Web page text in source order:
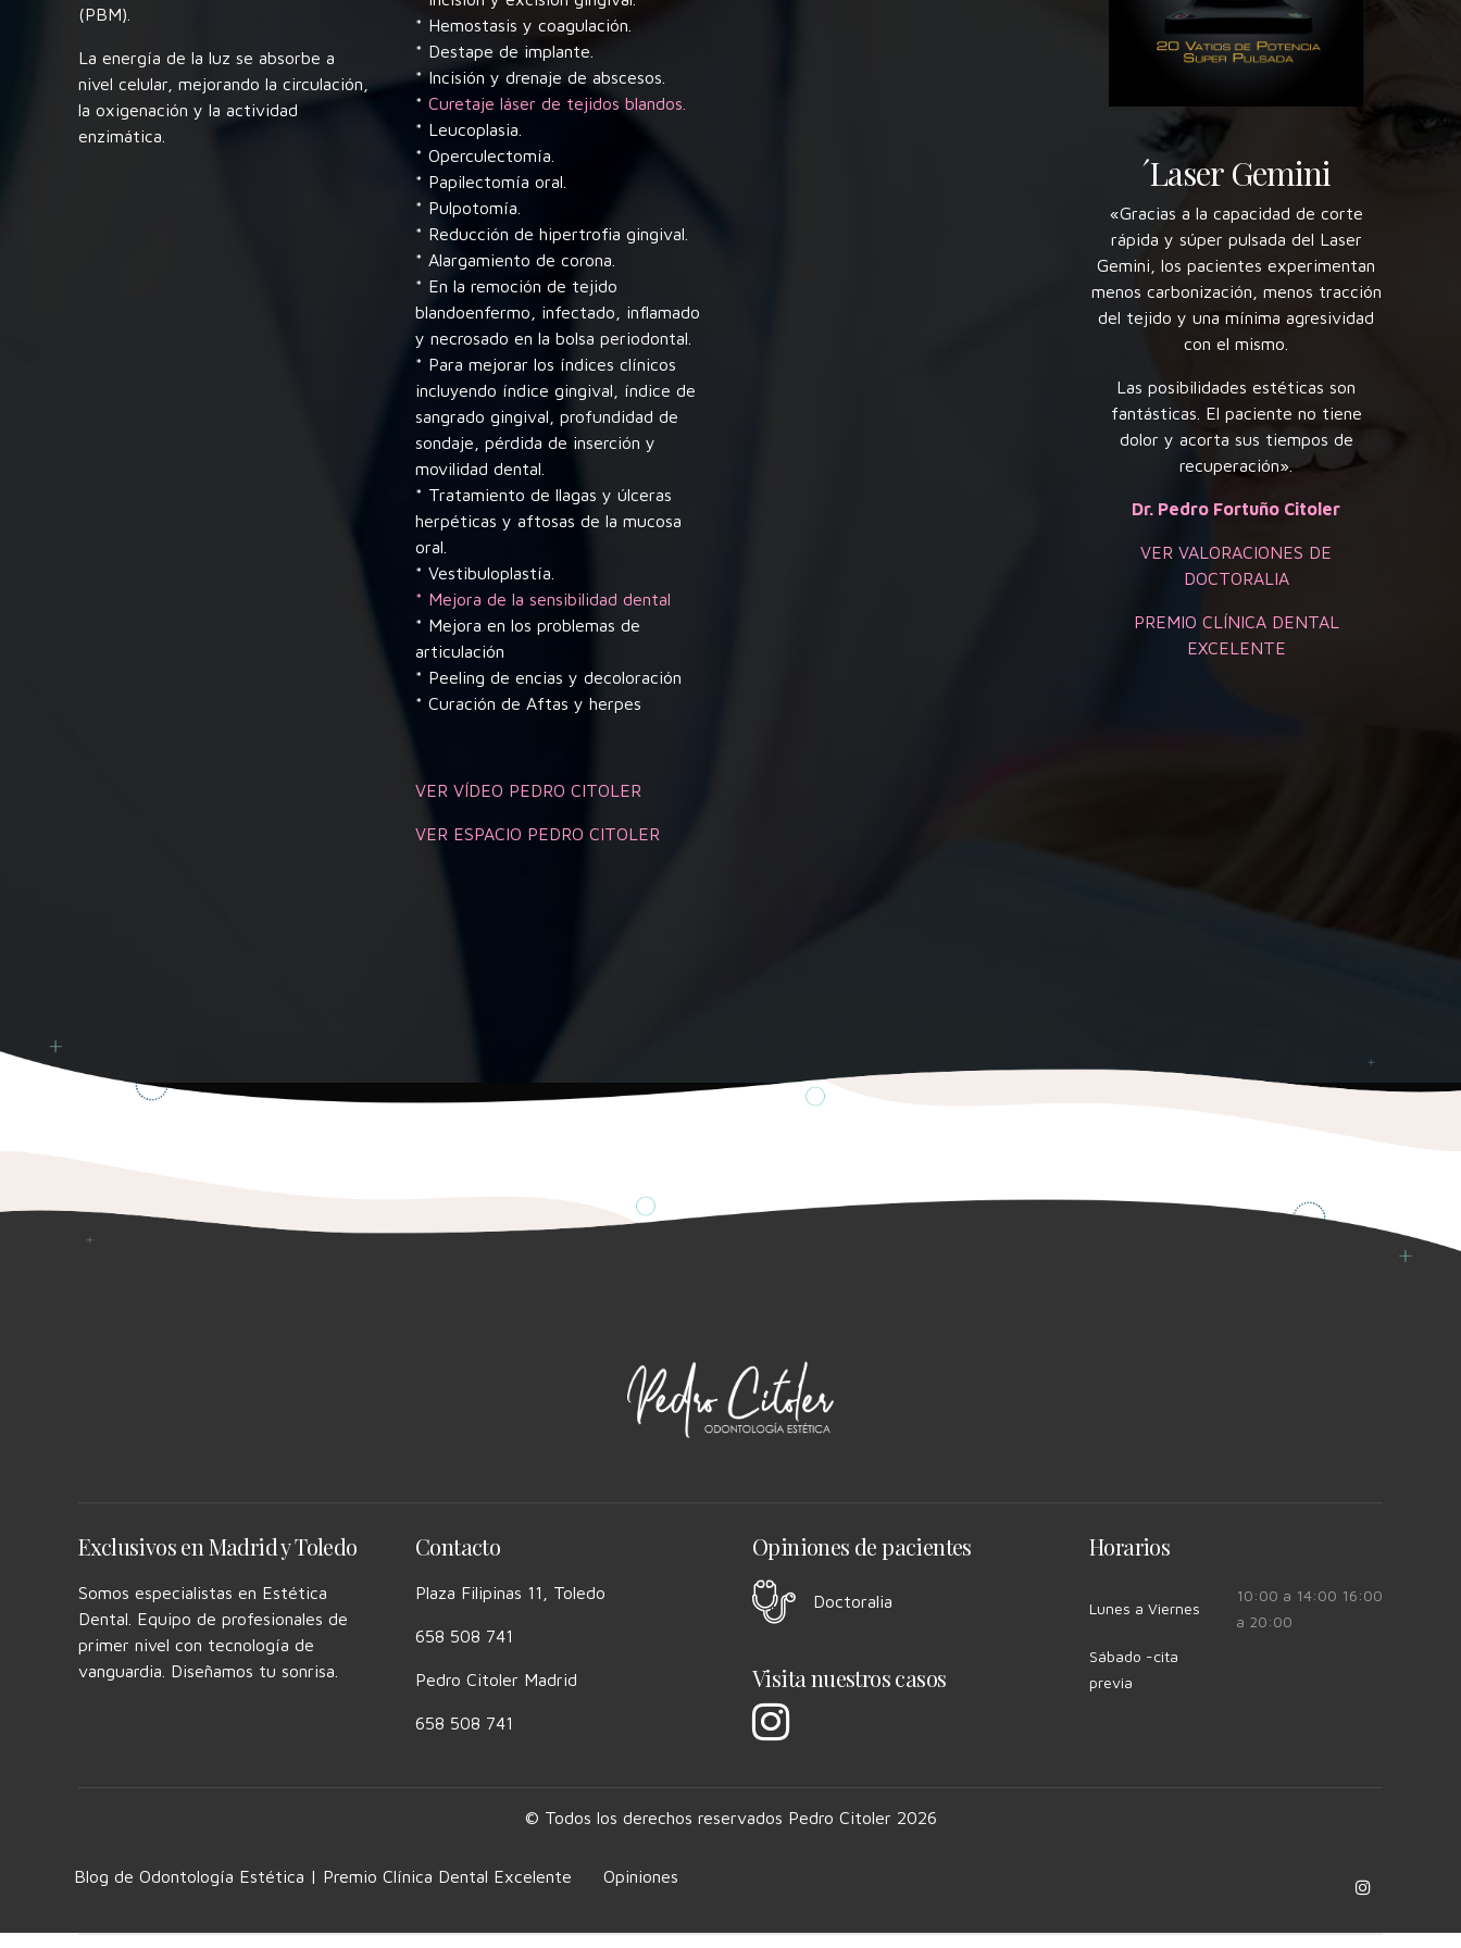
(PBM).
La energía de la luz se absorbe a
nivel celular, mejorando la circulación,
la oxigenación y la actividad
enzimática.
* Hemostasis y coagulación.
* Destape de implante.
* Incisión y drenaje de abscesos.
* Curetaje láser de tejidos blandos.
* Leucoplasia.
* Operculectomía.
* Papilectomía oral.
* Pulpotomía.
* Reducción de hipertrofia gingival.
* Alargamiento de corona.
* En la remoción de tejido
blandoenfermo, infectado, inflamado
y necrosado en la bolsa periodontal.
* Para mejorar los índices clínicos
incluyendo índice gingival, índice de
sangrado gingival, profundidad de
sondaje, pérdida de inserción y
movilidad dental.
* Tratamiento de llagas y úlceras
herpéticas y aftosas de la mucosa
oral.
* Vestibuloplastía.
* Mejora de la sensibilidad dental
* Mejora en los problemas de
articulación
* Peeling de encias y decoloración
* Curación de Aftas y herpes
VER VÍDEO PEDRO CITOLER
VER ESPACIO PEDRO CITOLER
´Laser Gemini
«Gracias a la capacidad de corte
rápida y súper pulsada del Laser
Gemini, los pacientes experimentan
menos carbonización, menos tracción
del tejido y una mínima agresividad
con el mismo.
Las posibilidades estéticas son
fantásticas. El paciente no tiene
dolor y acorta sus tiempos de
recuperación».
Dr. Pedro Fortuño Citoler
VER VALORACIONES DE
DOCTORALIA
PREMIO CLÍNICA DENTAL
EXCELENTE
Exclusivos en Madrid y Toledo
Somos especialistas en Estética
Dental. Equipo de profesionales de
primer nivel con tecnología de
vanguardia. Diseñamos tu sonrisa.
Contacto
Plaza Filipinas 11, Toledo
658 508 741
Pedro Citoler Madrid
658 508 741
Opiniones de pacientes
Doctoralia
Visita nuestros casos
Horarios
Lunes a Viernes
10:00 a 14:00 16:00
a 20:00
Sábado -cita
previa
© Todos los derechos reservados Pedro Citoler 2026
Blog de Odontología Estética | Premio Clínica Dental Excelente Opiniones